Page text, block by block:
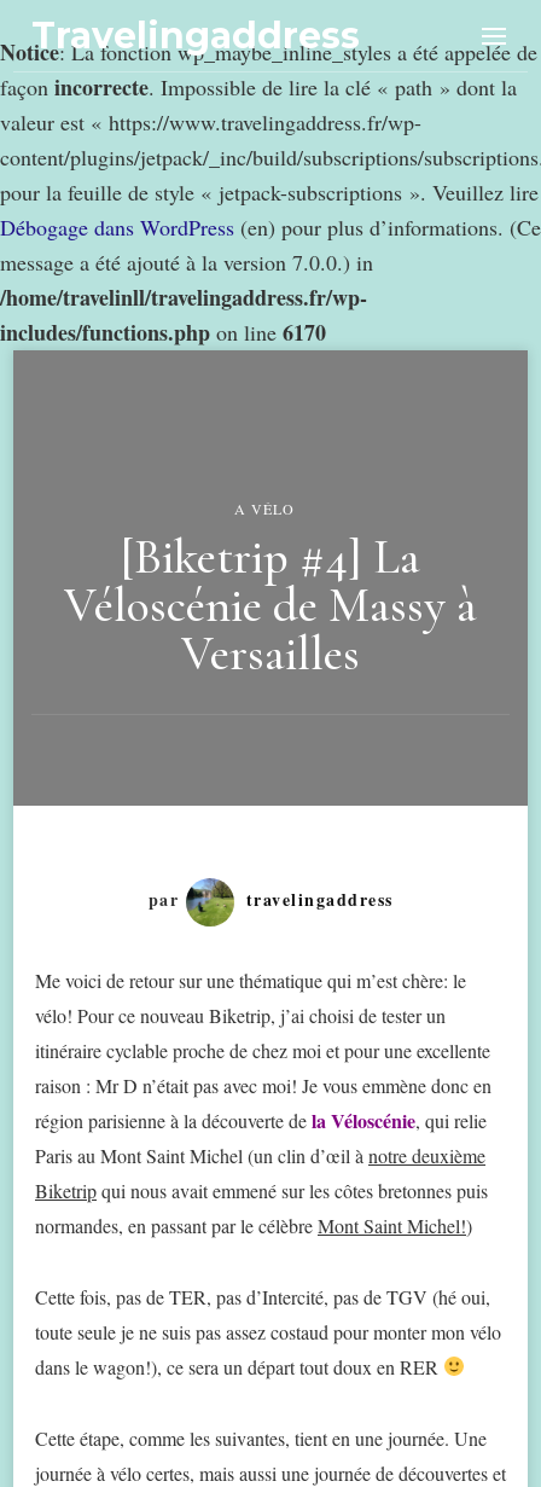
Notice: La fonction wp_maybe_inline_styles a été appelée de
façon incorrecte. Impossible de lire la clé « path » dont la
valeur est « https://www.travelingaddress.fr/wp-
content/plugins/jetpack/_inc/build/subscriptions/
pour la feuille de style « jetpack-subscriptions ». Veuillez lire
Débogage dans WordPress (en) pour plus d’informations. (Ce
message a été ajouté à la version 7.0.0.) in
/home/travelinll/travelingaddress.fr/wp-
includes/functions.php on line 6170
Travelingaddress
A VÉLO
[Biketrip #4] La
Véloscénie de Massy à
Versailles
par travelingaddress
Me voici de retour sur une thématique qui m’est chère: le
vélo! Pour ce nouveau Biketrip, j’ai choisi de tester un
itinéraire cyclable proche de chez moi et pour une excellente
raison : Mr D n’était pas avec moi! Je vous emmène donc en
région parisienne à la découverte dela Véloscénie, qui relie
Paris au Mont Saint Michel (un clin d’œil à notre deuxième
Biketripqui nous avait emmené sur les côtes bretonnes puis
normandes, en passant par le célèbreMont Saint Michel!)
Cette fois, pas de TER, pas d’Intercité, pas de TGV (hé oui,
toute seule je ne suis pas assez costaud pour monter mon vélo
dans le wagon!), ce sera un départ tout doux en RER
Cette étape, comme les suivantes, tient en une journée. Une
journée à vélo certes, mais aussi une journée de découvertes et